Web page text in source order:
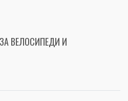
ВЕЛОСИПЕДИ И